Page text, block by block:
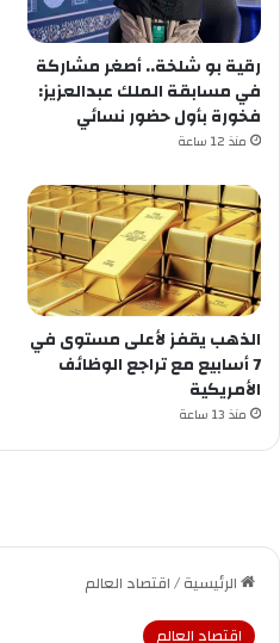
رقية بو شلخة.. أصغر مشاركة
في مسابقة الملك عبدالعزيز:
فخورة بأول حضور نسائي
منذ 12 ساعة
الذهب يقفز لأعلى مستوى في
7 أسابيع مع تراجع الوظائف
الأمريكية
منذ 13 ساعة